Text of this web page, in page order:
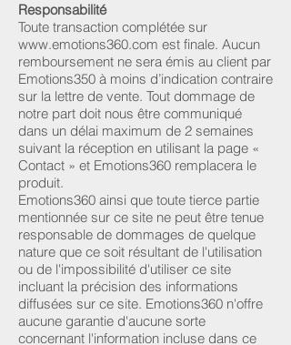
Responsabilité
Toute transaction complétée sur
www.emotions360.com est finale. Aucun
remboursement ne sera émis au client par
Emotions350 à moins d’indication contraire
sur la lettre de vente. Tout dommage de
notre part doit nous être communiqué
dans un délai maximum de 2 semaines
suivant la réception en utilisant la page «
Contact » et Emotions360 remplacera le
produit.
Emotions360 ainsi que toute tierce partie
mentionnée sur ce site ne peut être tenue
responsable de dommages de quelque
nature que ce soit résultant de l'utilisation
ou de l'impossibilité d'utiliser ce site
incluant la précision des informations
diffusées sur ce site. Emotions360 n'offre
aucune garantie d'aucune sorte
concernant l'information incluse dans ce